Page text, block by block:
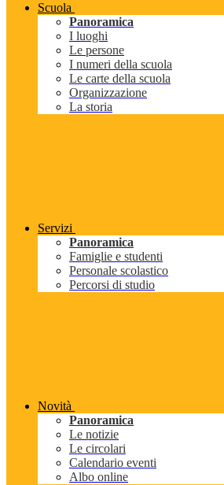
Scuola
Panoramica
I luoghi
Le persone
I numeri della scuola
Le carte della scuola
Organizzazione
La storia
Servizi
Panoramica
Famiglie e studenti
Personale scolastico
Percorsi di studio
Novità
Panoramica
Le notizie
Le circolari
Calendario eventi
Albo online